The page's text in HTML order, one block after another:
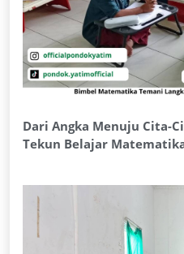
Dari Angka Menuju Cita-
Tekun Belajar